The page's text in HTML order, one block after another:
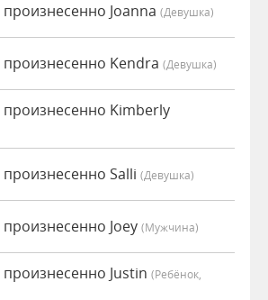
Joanna (девушка)
Kendra (девушка)
произнесенно Kimberly
Salli (девушка)
Joey (мужчина)
Justin (Ребёнок,